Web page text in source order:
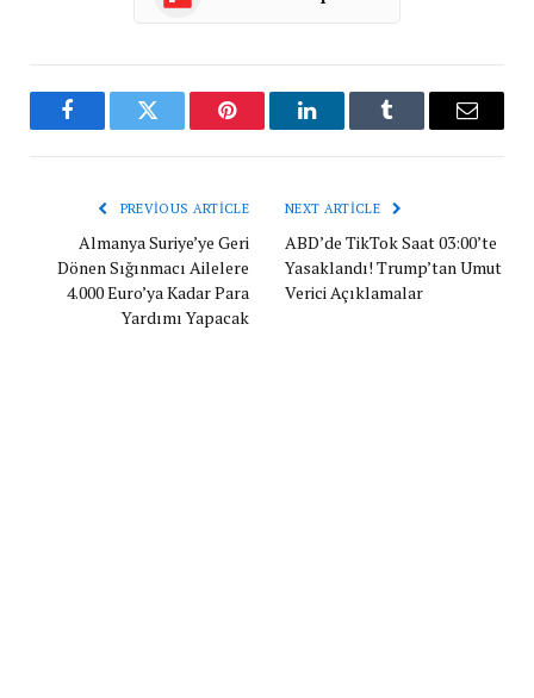
FacebookTwitter Pinterest LinkedInTumblr Email
PREVIOUS ARTICLE
Almanya Suriye’ye Geri
Dönen Sığınmacı Ailelere
4.000 Euro’ya Kadar Para
Yardımı Yapacak
NEXT ARTICLE
ABD’de TikTok Saat 03:00’te
Yasaklandı! Trump’tan Umut
Verici Açıklamalar